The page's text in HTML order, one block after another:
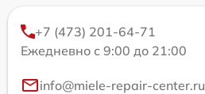
+7 (473) 201-64-71
Ежедневно с 9:00 до 21:00
info@miele-repair-center.ru